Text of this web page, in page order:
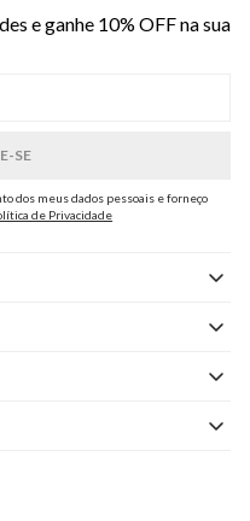
e ganhe 10% OFF na sua
dos meus dados pessoais e forneço
de Privacidade